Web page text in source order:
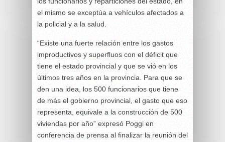
el mismo se exceptúa a vehículos afectados a
la policial y a la salud.
“Existe una fuerte relación entre los gastos
improductivos y superfluos con el déficit que
tiene el estado provincial y que se vió en los
últimos tres años en la provincia. Para que se
den una idea, los 500 funcionarios que tiene
de más el gobierno provincial, el gasto que eso
representa, equivale a la construcción de 500
viviendas por año” expresó Poggi en
conferencia de prensa al finalizar la reunión del